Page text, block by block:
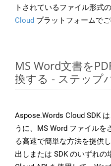
トされているファイル形式
Cloud プラットフォームでご
MS Word文書を
換する - ステップ
Aspose.Words Cloud SDK
うに、MS Word ファイルを
る高速で簡単な方法を提供
出しまたは SDK のいずれ